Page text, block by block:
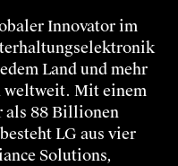
Innovator im
Land und mehr
weltweit. Mit einem
als 88 Billionen
LG aus vier
Solutions,